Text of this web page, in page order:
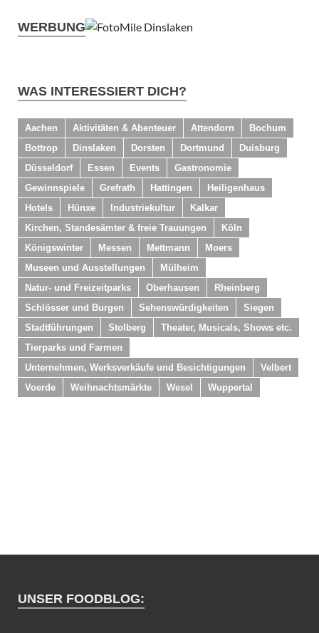
WERBUNG
WAS INTERESSIERT DICH?
Aachen Aktivitäten & Abenteuer Attendorn
Bochum
Bottrop
Dinslaken Dorsten Dortmund
Duisburg
Düsseldorf
Essen Events
Gastronomie
Gewinnspiele
Grefrath Hattingen
Heiligenhaus
Hotels
Hünxe Industriekultur
Kalkar
Kirchen, Standesämter & freie Trauungen
Köln
Königswinter
Messen Mettmann
Moers
Museen und Ausstellungen
Mülheim
Natur- und Freizeitparks
Oberhausen
Rheinberg
Schlösser und Burgen
Sehenswürdigkeiten
Siegen
Stadtführungen
Stolberg
Theater, Musicals, Shows etc.
Tierparks und Farmen
Unternehmen, Werksverkäufe und Besichtigungen
Velbert
Voerde
Weihnachtsmärkte Wesel Wuppertal
UNSER FOODBLOG: